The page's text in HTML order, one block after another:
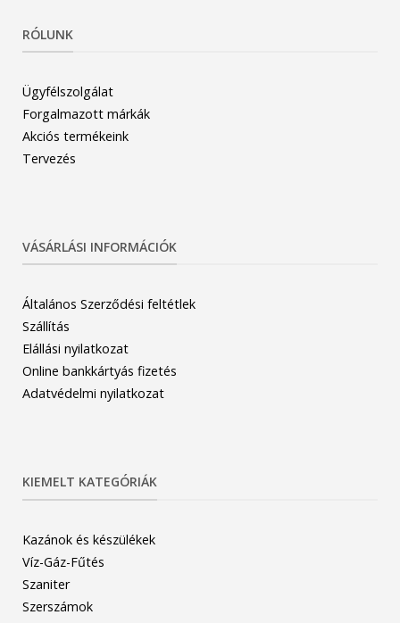
RÓLUNK
Ügyfélszolgálat
Forgalmazott márkák
Akciós termékeink
Tervezés
VÁSÁRLÁSI INFORMÁCIÓK
Általános Szerződési feltétlek
Szállítás
Elállási nyilatkozat
Online bankkártyás fizetés
Adatvédelmi nyilatkozat
KIEMELT KATEGÓRIÁK
Kazánok és készülékek
Víz-Gáz-Fűtés
Szaniter
Szerszámok